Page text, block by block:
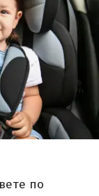
по